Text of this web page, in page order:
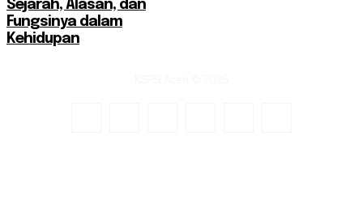
Sejarah, Alasan, dan
Fungsinya dalam
Kehidupan